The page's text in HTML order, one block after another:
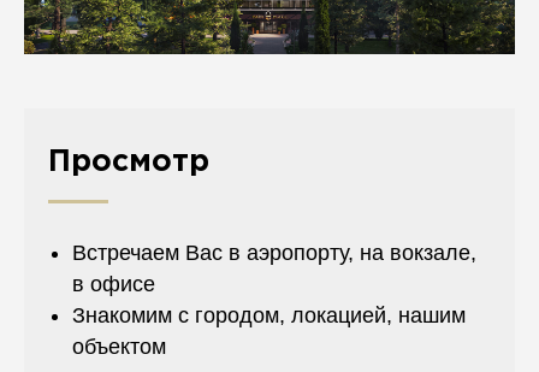
Просмотр
Встречаем Вас в аэропорту, на вокзале,
в офисе
Знакомим с городом, локацией, нашим
объектом